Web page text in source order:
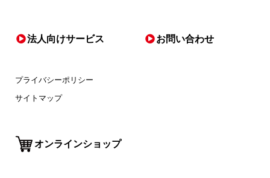
法人向けサービス お問い合わせ
プライバシーポリシー
サイトマップ
オンラインショップ